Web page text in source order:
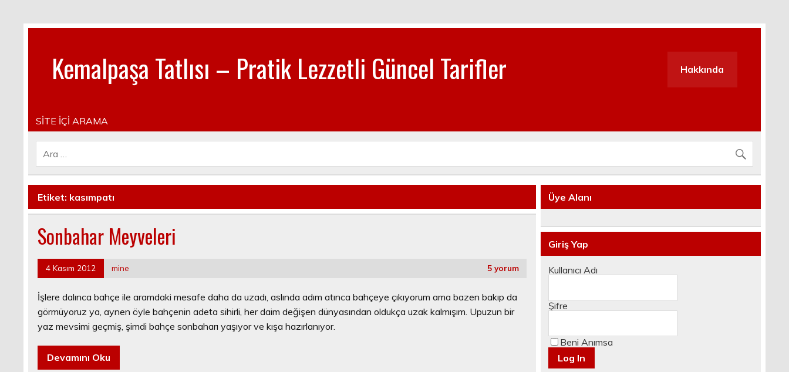
Kemalpaşa Tatlısı – Pratik Lezzetli Güncel Tarifler Hakkında
SİTE İÇİ ARAMA
Etiket: kasımpatı
Sonbahar Meyveleri
4 Kasım 2012 mine 5 yorum
İşlere dalınca bahçe ile aramdaki mesafe daha da uzadı, aslında adım atınca bahçeye çıkıyorum ama bazen bakıp da
görmüyoruz ya, aynen öyle bahçenin adeta sihirli, her daim değişen dünyasından oldukça uzak kalmışım. Upuzun bir
yaz mevsimi geçmiş, şimdi bahçe sonbaharı yaşıyor ve kışa hazırlanıyor.
Devamını Oku
Üye Alanı
Giriş Yap
Kullanıcı Adı
Şifre
Beni Anımsa